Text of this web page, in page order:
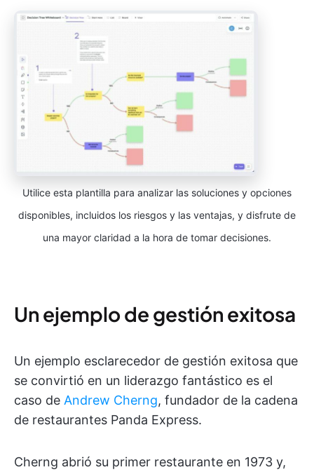
Utilice esta plantilla para analizar las soluciones y opciones
disponibles, incluidos los riesgos y las ventajas, y disfrute de
una mayor claridad a la hora de tomar decisiones.
Un ejemplo de gestión exitosa
Un ejemplo esclarecedor de gestión exitosa que
se convirtió en un liderazgo fantástico es el
caso de Andrew Cherng, fundador de la cadena
de restaurantes Panda Express.
Cherng abrió su primer restaurante en 1973 y,